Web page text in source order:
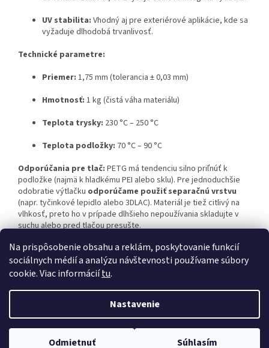
Na prispôsobenie obsahu a reklám, poskytovanie funkcií
sociálnych médií a analýzu návštevnosti používame súbory
cookie. Viac informáciítu.
Nastavenie
Odmietnuť Súhlasím
UV stabilita: Vhodný aj pre exteriérové aplikácie, kde sa
vyžaduje dlhodobá trvanlivosť.
Technické parametre:
Priemer: 1,75 mm (tolerancia ± 0,03 mm)
Hmotnosť: 1 kg (čistá váha materiálu)
Teplota trysky: 230 °C – 250 °C
Teplota podložky: 70 °C – 90 °C
Odporúčania pre tlač: PETG má tendenciu silno priľnúť k
podložke (najmä k hladkému PEI alebo sklu). Pre jednoduchšie
odobratie výtlačku odporúčame použiť separačnú vrstvu
(napr. tyčinkové lepidlo alebo 3DLAC). Materiál je tiež citlivý na
vlhkosť, preto ho v prípade dlhšieho nepoužívania skladujte v
suchu alebo pred tlačou presušte.
Copyright 2026MP3D.SK – Filamenty a Príslušenstvo. Všetky
práva vyhradené.
Upraviť nastavenie cookies